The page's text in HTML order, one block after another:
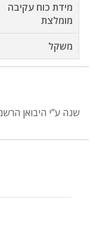
מידת כוח עקיבה
מומלצת
משקל
שנה ע”י היבואן